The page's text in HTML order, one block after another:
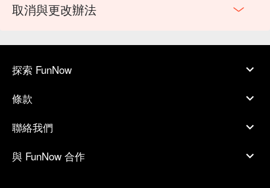
取消與更改辦法
探索 FunNow
條款
聯絡我們
與 FunNow 合作